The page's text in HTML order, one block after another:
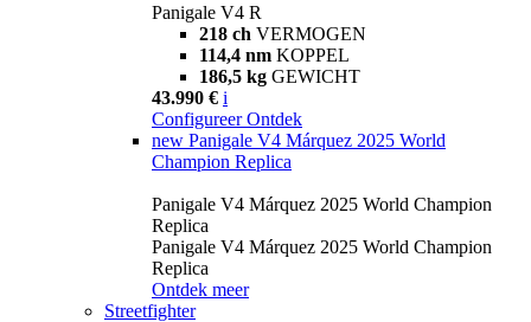
Panigale V4 R
218 ch VERMOGEN
114,4 nm KOPPEL
186,5 kg GEWICHT
43.990 € i
Configureer Ontdek
new Panigale V4 Márquez 2025 World
Champion Replica
Panigale V4 Márquez 2025 World Champion
Replica
Panigale V4 Márquez 2025 World Champion
Replica
Ontdek meer
Streetfighter